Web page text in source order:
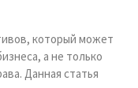
который может
а не только
Данная статья